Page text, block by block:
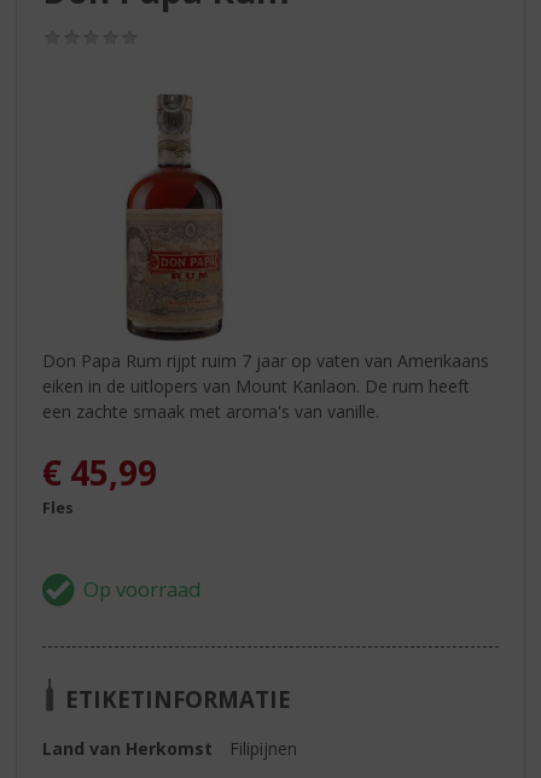
Don Papa Rum rijpt ruim 7 jaar op vaten van Amerikaans
eiken in de uitlopers van Mount Kanlaon. De rum heeft
een zachte smaak met aroma's van vanille.
€ 45,99
Fles
ETIKETINFORMATIE
Land van Herkomst
Filipijnen